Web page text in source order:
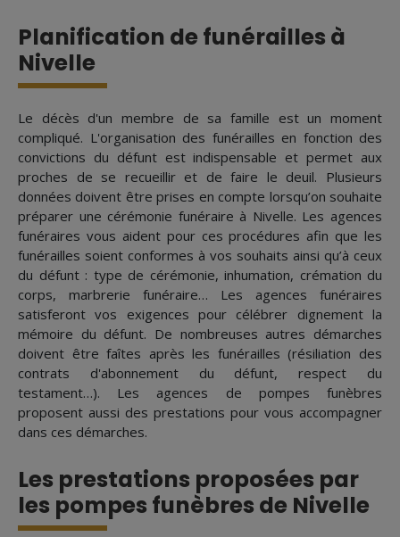
Planification de funérailles à
Nivelle
Le décès d'un membre de sa famille est un moment
compliqué. L'organisation des funérailles en fonction des
convictions du défunt est indispensable et permet aux
proches de se recueillir et de faire le deuil. Plusieurs
données doivent être prises en compte lorsqu’on souhaite
préparer une cérémonie funéraire à Nivelle. Les agences
funéraires vous aident pour ces procédures afin que les
funérailles soient conformes à vos souhaits ainsi qu’à ceux
du défunt : type de cérémonie, inhumation, crémation du
corps, marbrerie funéraire… Les agences funéraires
satisferont vos exigences pour célébrer dignement la
mémoire du défunt. De nombreuses autres démarches
doivent être faîtes après les funérailles (résiliation des
contrats d'abonnement du défunt, respect du
testament…). Les agences de pompes funèbres
proposent aussi des prestations pour vous accompagner
dans ces démarches.
Les prestations proposées par
les pompes funèbres de Nivelle